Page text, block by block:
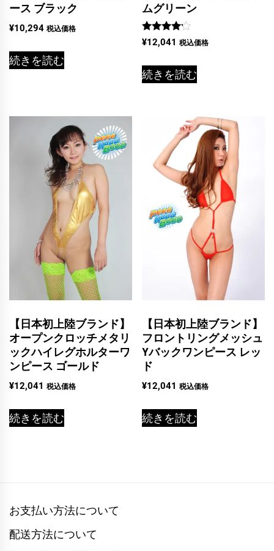
ース ブラック
¥10,294 税込価格
続きを読む
ムグリーン
5段階中
4.00
¥12,041 税込価格
続きを読む
【日本初上陸ブランド】
オープンクロッチメタリ
ックハイレグホルターワ
ンピース ゴールド
¥12,041 税込価格
続きを読む
【日本初上陸ブランド】
フロントリングメッシュ
Yバックワンピース レッ
ド
¥12,041 税込価格
続きを読む
お支払い方法について
配送方法について